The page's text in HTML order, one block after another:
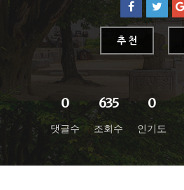
지역별
0
댓글수
635
조회수
0
인기도
추 천